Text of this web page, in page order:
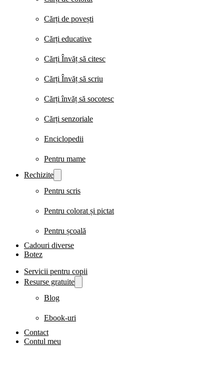
Cărți de povești
Cărți educative
Cărți Învăț să citesc
Cărți Învăț să scriu
Cărți învăț să socotesc
Cărți senzoriale
Enciclopedii
Pentru mame
Rechizite
Pentru scris
Pentru colorat și pictat
Pentru școală
Cadouri diverse
Botez
Servicii pentru copii
Resurse gratuite
Blog
Ebook-uri
Contact
Contul meu